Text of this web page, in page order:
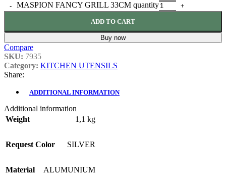
MASPION FANCY GRILL 33CM quantity
ADD TO CART
Buy now
Compare
SKU: 7935
Category: KITCHEN UTENSILS
Share:
ADDITIONAL INFORMATION
Additional information
Weight
1,1 kg
Request Color SILVER
Material ALUMUNIUM